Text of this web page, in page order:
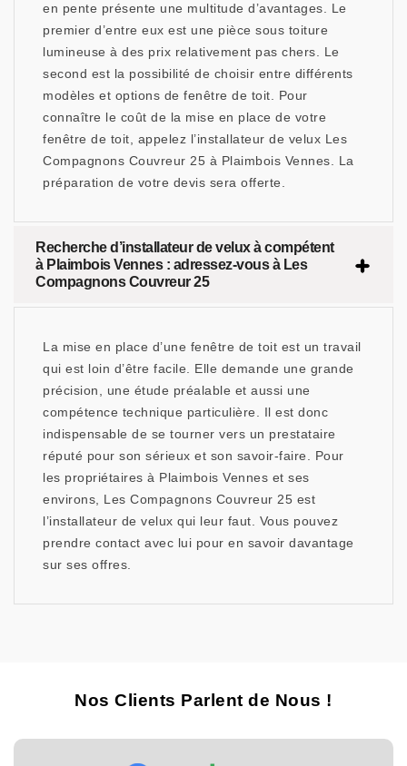
en pente présente une multitude d’avantages. Le
premier d’entre eux est une pièce sous toiture
lumineuse à des prix relativement pas chers. Le
second est la possibilité de choisir entre différents
modèles et options de fenêtre de toit. Pour
connaître le coût de la mise en place de votre
fenêtre de toit, appelez l’installateur de velux Les
Compagnons Couvreur 25 à Plaimbois Vennes. La
préparation de votre devis sera offerte.
Recherche d’installateur de velux à compétent
à Plaimbois Vennes : adressez-vous à Les
Compagnons Couvreur 25
La mise en place d’une fenêtre de toit est un travail
qui est loin d’être facile. Elle demande une grande
précision, une étude préalable et aussi une
compétence technique particulière. Il est donc
indispensable de se tourner vers un prestataire
réputé pour son sérieux et son savoir-faire. Pour
les propriétaires à Plaimbois Vennes et ses
environs, Les Compagnons Couvreur 25 est
l’installateur de velux qui leur faut. Vous pouvez
prendre contact avec lui pour en savoir davantage
sur ses offres.
Nos Clients Parlent de Nous !